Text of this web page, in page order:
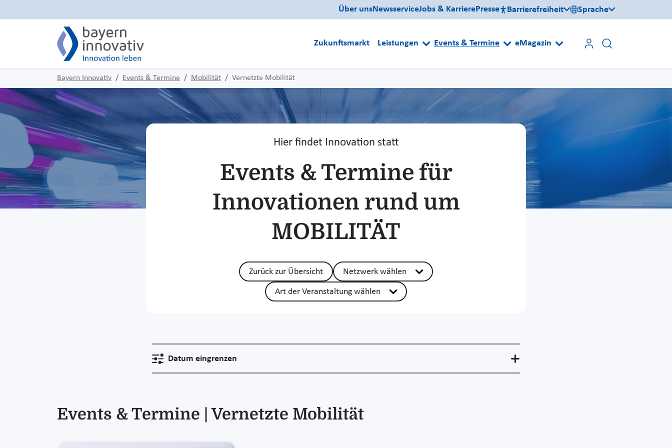
Über unsNewsserviceJobs & KarrierePresse Barrierefreiheit Sprache
Zukunftsmarkt Leistungen Events & Termine eMagazin
Bayern Innovativ Events & Termine Mobilität Vernetzte Mobilität
Hier findet Innovation statt
Events & Termine für
Innovationen rund um
MOBILITÄT
Zurück zur Übersicht Netzwerk wählen
Art der Veranstaltung wählen
Datum eingrenzen
Events & Termine | Vernetzte Mobilität